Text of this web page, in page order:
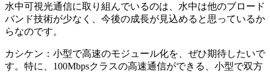
水中可視光通信に取り組んでいるのは、水中は他のブロード
バンド技術が少なく、今後の成長が見込めると思っているか
らなのです。
カシケン：小型で高速のモジュール化を、ぜひ期待したいで
す。特に、100Mbpsクラスの高速通信ができる、小型で双方